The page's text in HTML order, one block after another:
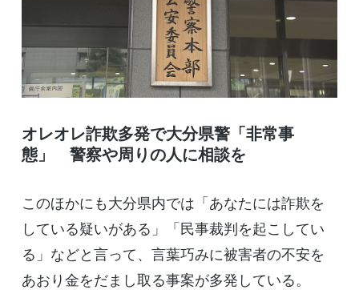
オレオレ詐欺多発で大分県警「非常事
態」 警察や周りの人に相談を
このほかにも大分県内では「あなたには詐欺を
している疑いがある」「民事裁判を起こしてい
る」などと言って、言葉巧みに被害者の不安を
あおり金をだまし取る事案が多発している。